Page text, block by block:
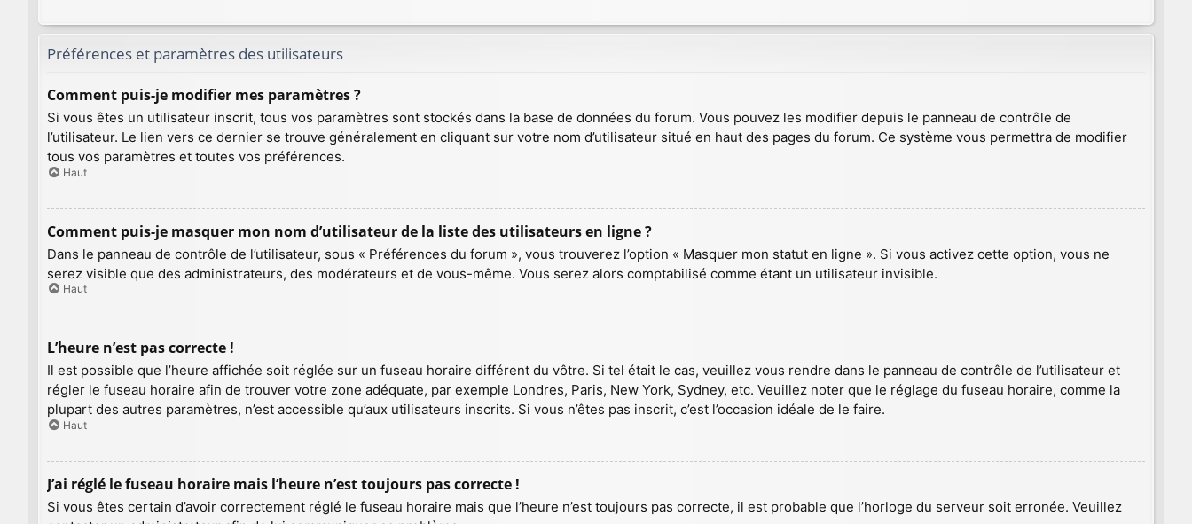
Préférences et paramètres des utilisateurs
Comment puis-je modifier mes paramètres ?
Si vous êtes un utilisateur inscrit, tous vos paramètres sont stockés dans la base de données du forum. Vous pouvez les modifier depuis le panneau de contrôle de
l’utilisateur. Le lien vers ce dernier se trouve généralement en cliquant sur votre nom d’utilisateur situé en haut des pages du forum. Ce système vous permettra de modifier
tous vos paramètres et toutes vos préférences.
Haut
Comment puis-je masquer mon nom d’utilisateur de la liste des utilisateurs en ligne ?
Dans le panneau de contrôle de l’utilisateur, sous « Préférences du forum », vous trouverez l’option « Masquer mon statut en ligne ». Si vous activez cette option, vous ne
serez visible que des administrateurs, des modérateurs et de vous-même. Vous serez alors comptabilisé comme étant un utilisateur invisible.
Haut
L’heure n’est pas correcte !
Il est possible que l’heure affichée soit réglée sur un fuseau horaire différent du vôtre. Si tel était le cas, veuillez vous rendre dans le panneau de contrôle de l’utilisateur et
régler le fuseau horaire afin de trouver votre zone adéquate, par exemple Londres, Paris, New York, Sydney, etc. Veuillez noter que le réglage du fuseau horaire, comme la
plupart des autres paramètres, n’est accessible qu’aux utilisateurs inscrits. Si vous n’êtes pas inscrit, c’est l’occasion idéale de le faire.
Haut
J’ai réglé le fuseau horaire mais l’heure n’est toujours pas correcte !
Si vous êtes certain d’avoir correctement réglé le fuseau horaire mais que l’heure n’est toujours pas correcte, il est probable que l’horloge du serveur soit erronée. Veuillez